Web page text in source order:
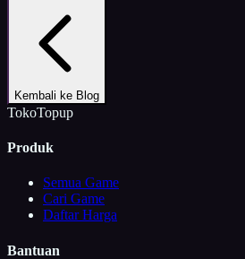
Kembali ke Blog
TokoTopup
Produk
Semua Game
Cari Game
Daftar Harga
Bantuan